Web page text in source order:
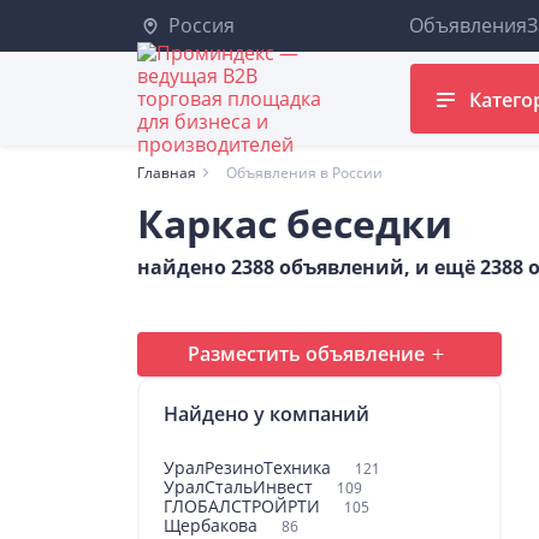
Россия Объявления
Главная Объявления в России
Каркас беседки
найдено 2388 объявлений, и ещё
Разместить объявление
Найдено у компаний
УралРезиноТехника 121
УралСтальИнвест 109
ГЛОБАЛСТРОЙРТИ 105
Щербакова 86